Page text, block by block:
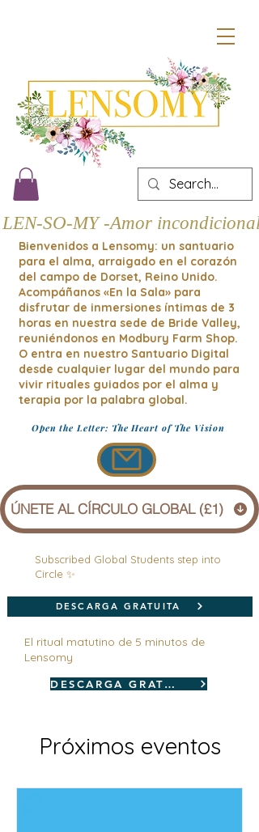
LEN-SO-MY -Amor incondicional
Bienvenidos a Lensomy: un santuario
para el alma, arraigado en el corazón
del campo de Dorset, Reino Unido.
Acompáñanos «En la Sala» para
disfrutar de inmersiones íntimas de 3
horas en nuestra sede de Bride Valley,
reuniéndonos en Modbury Farm Shop.
O entra en nuestro Santuario Digital
desde cualquier lugar del mundo para
vivir rituales guiados por el alma y
terapia por la palabra global.
Open the Letter: The Heart of The Vision
ÚNETE AL CÍRCULO GLOBAL (£1)
Subscribed Global Students step into
Circle ✨
DESCARGA GRATUITA
El ritual matutino de 5 minutos de
Lensomy
DESCARGA GRATUITA
Próximos eventos